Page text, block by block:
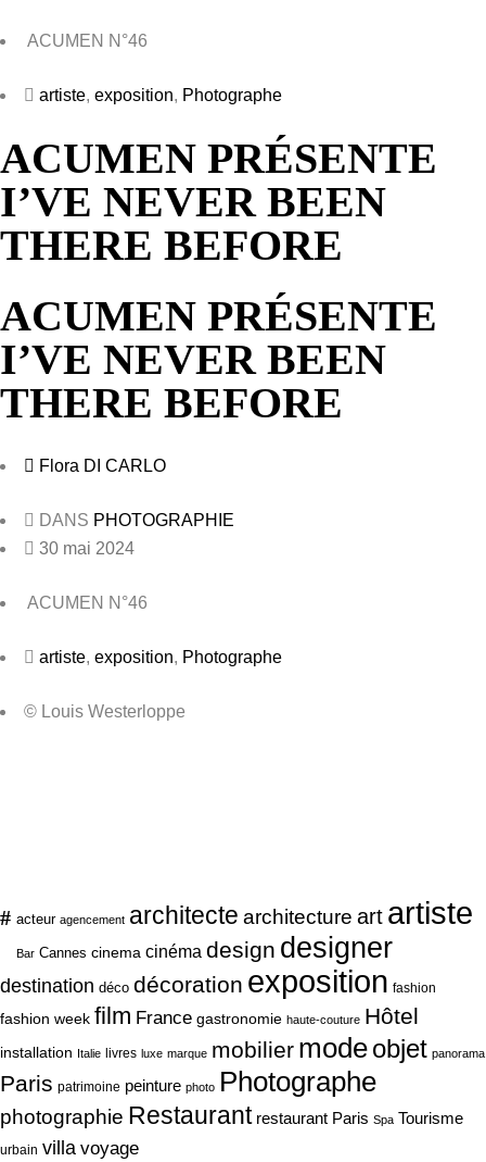
ACUMEN N°46
artiste, exposition, Photographe
ACUMEN PRÉSENTE
I’VE NEVER BEEN
THERE BEFORE
ACUMEN PRÉSENTE
I’VE NEVER BEEN
THERE BEFORE
Flora DI CARLO
DANS PHOTOGRAPHIE
30 mai 2024
ACUMEN N°46
artiste, exposition, Photographe
© Louis Westerloppe
# acteur agencement architecte architecture art artiste
Bar Cannes cinema cinéma design designer
destination déco décoration exposition fashion
fashion week film France gastronomie haute-couture Hôtel
installation Italie livres luxe marque mobilier modeobjet panorama
Paris patrimoine peinture photo Photographe
photographie Restaurant restaurant Paris Spa Tourisme
urbain villa voyage